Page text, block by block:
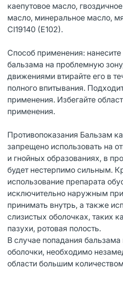
каепутовое масло,
масло, минеральное масло,
CI19140 (E102).
Способ применения:
бальзама на проблемную
движениями втирайте его в
полного впитывания.
применения. Избегайте
применения.
Противопоказания Бальзам
запрещено использовать на
и гнойных образованиях, в
будет нестерпимо сильным.
использование препарата
исключительно наружным
принимать внутрь, а также
слизистых оболочках, таких
пазухи, ротовая полость.
В случае попадания бальзама
оболочки, необходимо
области большим